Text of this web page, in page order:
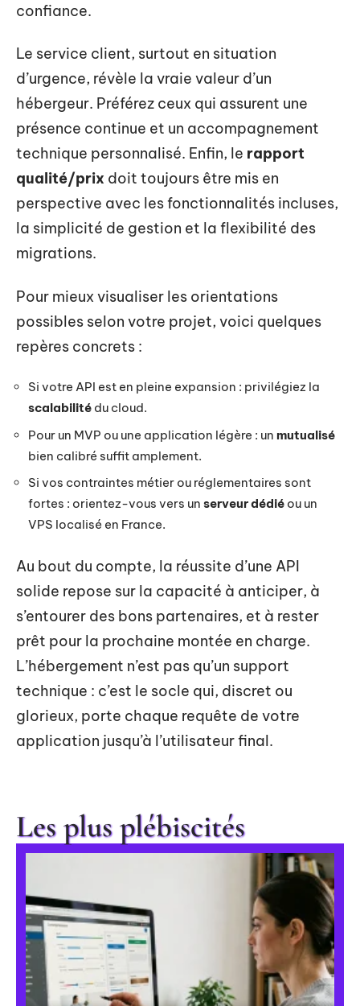
confiance.
Le service client, surtout en situation
d’urgence, révèle la vraie valeur d’un
hébergeur. Préférez ceux qui assurent une
présence continue et un accompagnement
technique personnalisé. Enfin, le rapport
qualité/prix doit toujours être mis en
perspective avec les fonctionnalités incluses,
la simplicité de gestion et la flexibilité des
migrations.
Pour mieux visualiser les orientations
possibles selon votre projet, voici quelques
repères concrets :
Si votre API est en pleine expansion : privilégiez la
scalabilité du cloud.
Pour un MVP ou une application légère : un mutualisé
bien calibré suffit amplement.
Si vos contraintes métier ou réglementaires sont
fortes : orientez-vous vers un serveur dédié ou un
VPS localisé en France.
Au bout du compte, la réussite d’une API
solide repose sur la capacité à anticiper, à
s’entourer des bons partenaires, et à rester
prêt pour la prochaine montée en charge.
L’hébergement n’est pas qu’un support
technique : c’est le socle qui, discret ou
glorieux, porte chaque requête de votre
application jusqu’à l’utilisateur final.
Les plus plébiscités